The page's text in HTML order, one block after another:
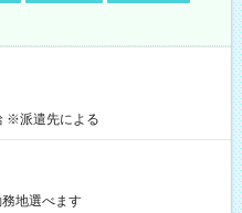
※派遣先による
地選べます